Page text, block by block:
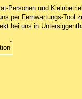
Personen und
per Fernwartungs-Tool
bei uns in
ein Angebot.
in unserer Computer-
auf einem neuen
soweit möglich.